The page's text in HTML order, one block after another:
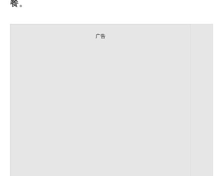
餐。
广告